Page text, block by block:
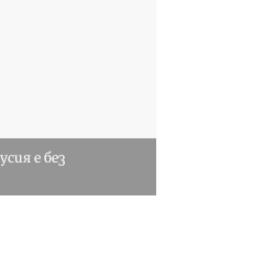
е без